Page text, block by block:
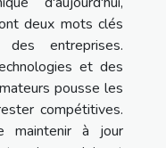
deux mots clés
entreprises.
et des
pousse les
compétitives.
maintenir à jour